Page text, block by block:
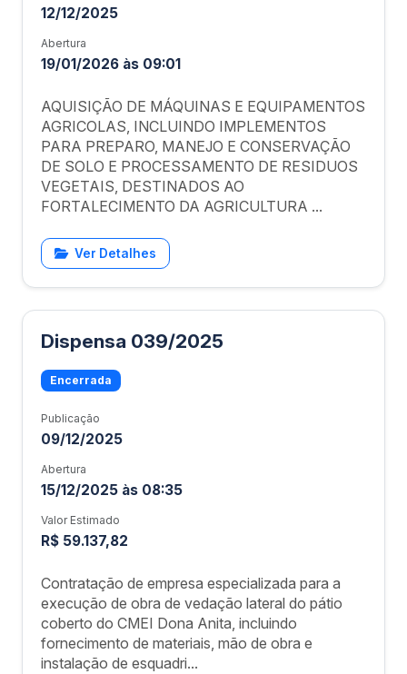
12/12/2025
Abertura
19/01/2026 às 09:01
AQUISIÇÃO DE MÁQUINAS E EQUIPAMENTOS
AGRICOLAS, INCLUINDO IMPLEMENTOS
PARA PREPARO, MANEJO E CONSERVAÇÃO
DE SOLO E PROCESSAMENTO DE RESIDUOS
VEGETAIS, DESTINADOS AO
FORTALECIMENTO DA AGRICULTURA ...
Ver Detalhes
Dispensa 039/2025
Encerrada
Publicação
09/12/2025
Abertura
15/12/2025 às 08:35
Valor Estimado
R$ 59.137,82
Contratação de empresa especializada para a
execução de obra de vedação lateral do pátio
coberto do CMEI Dona Anita, incluindo
fornecimento de materiais, mão de obra e
instalação de esquadri...